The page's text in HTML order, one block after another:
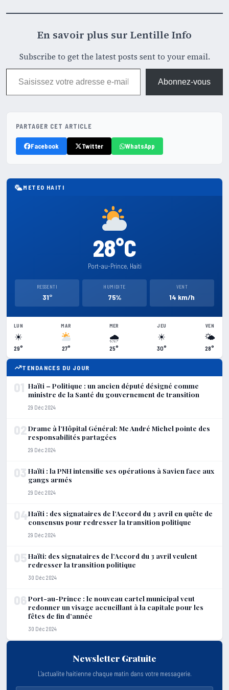
En savoir plus sur Lentille Info
Subscribe to get the latest posts sent to your email.
Saisissez votre adresse e-mail…
Abonnez-vous
PARTAGER CET ARTICLE
Facebook Twitter WhatsApp
METEO HAITI
28°C
Port-au-Prince, Haiti
RESSENTI
31°
HUMIDITE
75%
VENT
14 km/h
LUN
☀
29°
MAR
27°
MER
🌧
25°
JEU
☀
30°
VEN
🌤
28°
TENDANCES DU JOUR
01 Haïti – Politique : un ancien député désigné comme
ministre de la Santé du gouvernement de transition
29 Déc 2024
02Drame à l’Hôpital Général: Me André Michel pointe des
responsabilités partagées
29 Déc 2024
03 Haïti : la PNH intensifie ses opérations à Savien face aux
gangs armés
29 Déc 2024
04Haïti : des signataires de l’Accord du 3 avril en quête de
consensus pour redresser la transition politique
29 Déc 2024
05Haïti: des signataires de l’Accord du 3 avril veulent
redresser la transition politique
30 Déc 2024
06Port-au-Prince : le nouveau cartel municipal veut
redonner un visage accueillant à la capitale pour les
fêtes de fin d’année
30 Déc 2024
Newsletter Gratuite
L'actualite haitienne chaque matin dans votre messagerie.